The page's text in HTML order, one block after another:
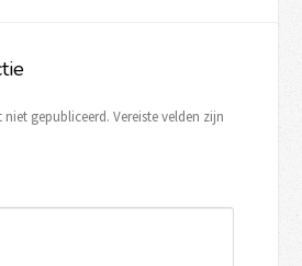
gepubliceerd. Vereiste velden zijn